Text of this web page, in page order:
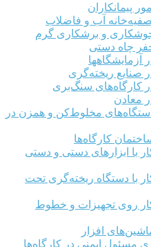
پیمانکاران
تصفیه‌خانه آب و فاضلاب
جوشکاری و برشکاری گرم
حفر چاه دستی
آزمایشگاهها
صنایع ریخته‌گری
در کارگاه‌های سنگ‌بری
معادن
دستگاه‌های مخلوط‌کن و همزن در
کارگاه‌ها
کار با ابزارهای دستی و دستی
کار با دستگاه ریخته‌گری تحت
کار روی تجهیزات و خطوط
افزار
مسئول ایمنی در کارگاه‌ها